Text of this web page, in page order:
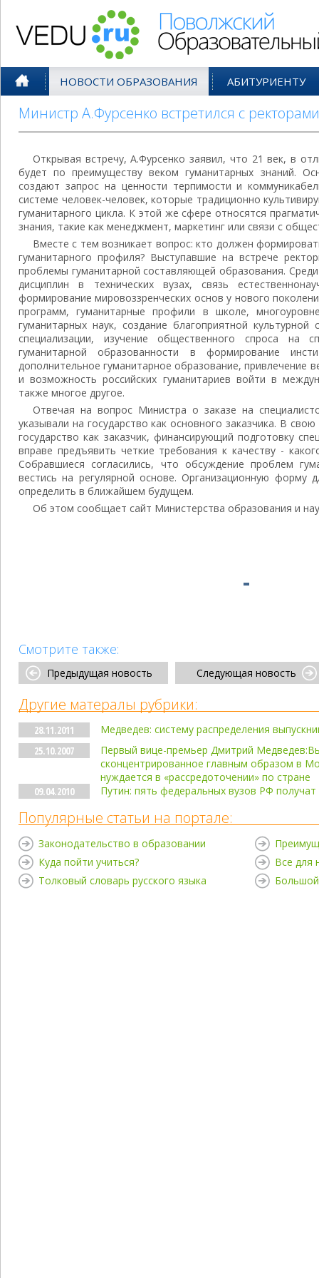
НОВОСТИ ОБРАЗОВАНИЯ АБИТУРИЕНТУ
Министр А.Фурсенко встретился с
Открывая встречу, А.Фурсенко заявил, что 21 век, в
будет по преимуществу веком гуманитарных знаний.
создают запрос на ценности терпимости и
системе человек-человек, которые традиционно
гуманитарного цикла. К этой же сфере относятся
знания, такие как менеджмент, маркетинг или связи с
Вместе с тем возникает вопрос: кто должен
гуманитарного профиля? Выступавшие на встрече
проблемы гуманитарной составляющей образования.
дисциплин в технических вузах, связь
формирование мировоззренческих основ у нового
программ, гуманитарные профили в школе,
гуманитарных наук, создание благоприятной
специализации, изучение общественного спроса на
гуманитарной образованности в формирование
дополнительное гуманитарное образование, привлечение
и возможность российских гуманитариев войти в
также многое другое.
Отвечая на вопрос Министра о заказе на
указывали на государство как основного заказчика. В
государство как заказчик, финансирующий подготовку
вправе предъявить четкие требования к качеству -
Собравшиеся согласились, что обсуждение проблем
вестись на регулярной основе. Организационную форму
определить в ближайшем будущем.
Об этом сообщает сайт Министерства образования и
Смотрите также:
Предыдущая новость Следующая новость
Другие матералы рубрики:
28.11.2011
Медведев: систему распределения
25.10.2007
Первый вице-премьер Дмитрий
сконцентрированное главным образом в
нуждается в «рассредоточении» по стране
09.04.2010
Путин: пять федеральных вузов РФ
Популярные статьи на портале:
Законодательство в образовании
Куда пойти учиться?
Толковый словарь русского языка
Все для
Большой